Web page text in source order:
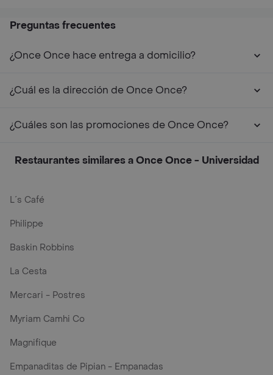
Preguntas frecuentes
¿Once Once hace entrega a domicilio?
¿Cuál es la dirección de Once Once?
¿Cuáles son las promociones de Once Once?
Restaurantes similares a Once Once - Universidad
L´s Café
Philippe
Baskin Robbins
La Cesta
Mercari - Postres
Myriam Camhi Co
Magnifique
Empanaditas de Pipian - Empanadas